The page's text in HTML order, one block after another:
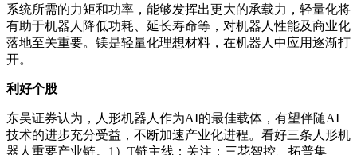
系统所需的力矩和功率，能够发挥出更大的承载力，轻量化将
有助于机器人降低功耗、延长寿命等，对机器人性能及商业化
落地至关重要。镁是轻量化理想材料，在机器人中应用逐渐打
开。
利好个股
东吴证券认为，人形机器人作为AI的最佳载体，有望伴随AI
技术的进步充分受益，不断加速产业化进程。看好三条人形机
器人重要产业链。1）T链主线：关注：三花智控、拓普集